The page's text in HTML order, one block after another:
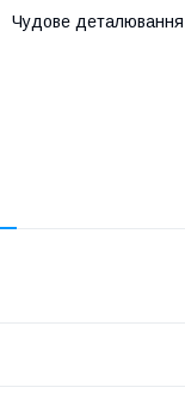
Чудове